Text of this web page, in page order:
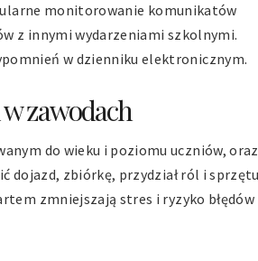
monitorowanie komunikatów
z innymi wydarzeniami szkolnymi.
w dzienniku elektronicznym.
zawodach
do wieku i poziomu uczniów, oraz
dojazd, zbiórkę, przydział ról i
zmniejszają stres i ryzyko błędów